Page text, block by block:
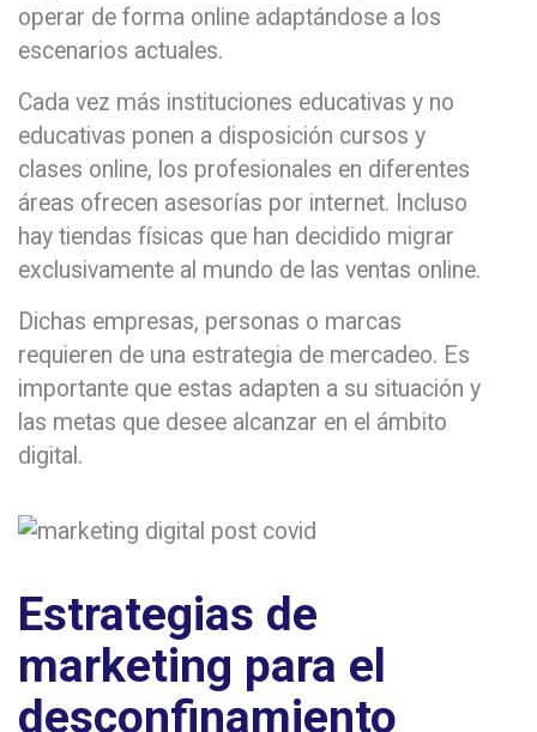
operar de forma online adaptándose a los
escenarios actuales.
Cada vez más instituciones educativas y no
educativas ponen a disposición cursos y
clases online, los profesionales en diferentes
áreas ofrecen asesorías por internet. Incluso
hay tiendas físicas que han decidido migrar
exclusivamente al mundo de las ventas online.
Dichas empresas, personas o marcas
requieren de una estrategia de mercadeo. Es
importante que estas adapten a su situación y
las metas que desee alcanzar en el ámbito
digital.
Estrategias de
marketing para el
desconfinamiento